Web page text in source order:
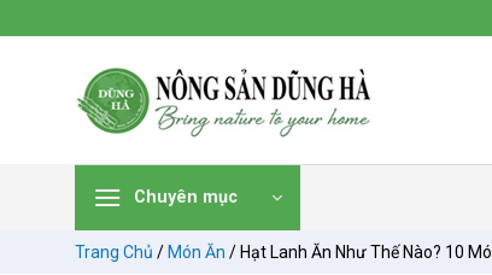
đến
Chuyên mục
Trang Chủ / Món Ăn / Hạt Lanh Ăn Như Thế Nào? 10